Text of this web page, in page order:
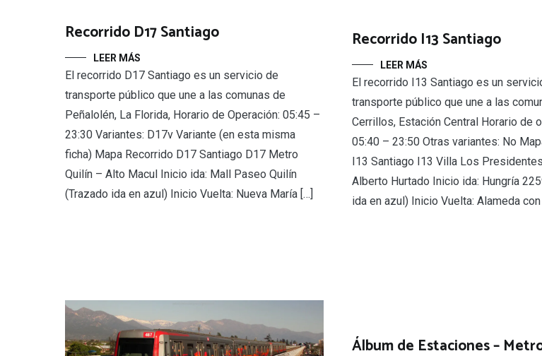
Recorrido D17 Santiago
LEER MÁS
El recorrido D17 Santiago es un servicio de
transporte público que une a las comunas de
Peñalolén, La Florida, Horario de Operación: 05:45 –
23:30 Variantes: D17v Variante (en esta misma
ficha) Mapa Recorrido D17 Santiago D17 Metro
Quilín – Alto Macul Inicio ida: Mall Paseo Quilín
(Trazado ida en azul) Inicio Vuelta: Nueva María […]
Recorrido I13 Santiago
LEER MÁS
El recorrido I13 Santiago es un
transporte público que une a las
Cerrillos, Estación Central Horario de
05:40 – 23:50 Otras variantes: No
I13 Santiago I13 Villa Los
Alberto Hurtado Inicio ida: Hungría
ida en azul) Inicio Vuelta: Alameda
Álbum de Estaciones –